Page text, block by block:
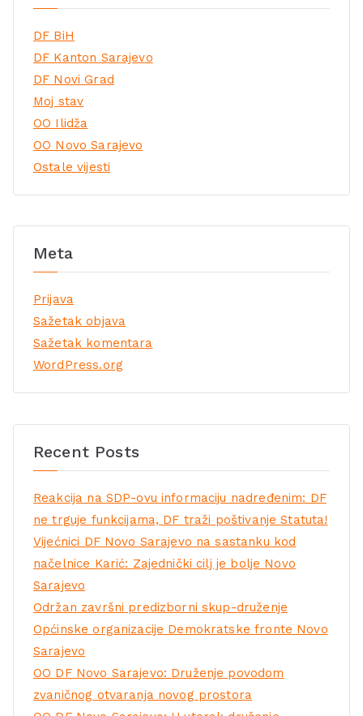
DF BiH
DF Kanton Sarajevo
DF Novi Grad
Moj stav
OO Ilidža
OO Novo Sarajevo
Ostale vijesti
Meta
Prijava
Sažetak objava
Sažetak komentara
WordPress.org
Recent Posts
Reakcija na SDP-ovu informaciju nadređenim: DF
ne trguje funkcijama, DF traži poštivanje Statuta!
Vijećnici DF Novo Sarajevo na sastanku kod
načelnice Karić: Zajednički cilj je bolje Novo
Sarajevo
Održan završni predizborni skup-druženje
Općinske organizacije Demokratske fronte Novo
Sarajevo
OO DF Novo Sarajevo: Druženje povodom
zvaničnog otvaranja novog prostora